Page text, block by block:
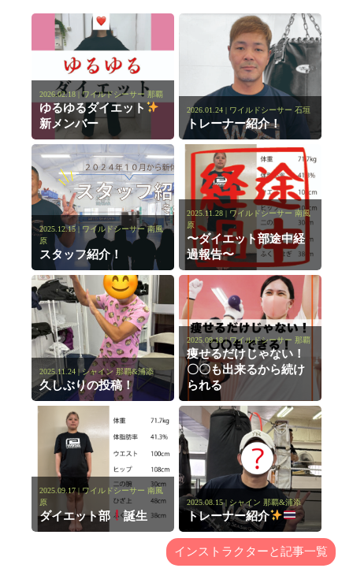
2026.02.18 | ワイルドシーサー 那覇
ゆるゆるダイエット
新メンバー
2026.01.24 | ワイルドシーサー 石垣
トレーナー紹介！
2025.12.15 | ワイルドシーサー 南風
原
スタッフ紹介！
2025.11.28 | ワイルドシーサー 南風
原
〜ダイエット部途中経
過報告〜
2025.11.24 | シャイン 那覇&浦添
久しぶりの投稿！
2025.09.18 | ワイルドシーサー 那覇
痩せるだけじゃない！
〇〇も出来るから続け
られる
2025.09.17 | ワイルドシーサー 南風
原
ダイエット部 誕生
2025.08.15 | シャイン 那覇&浦添
トレーナー紹介
インストラクターと記事一覧